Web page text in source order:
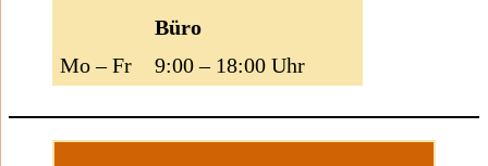
Büro
Mo – Fr
9:00 – 18:00 Uhr